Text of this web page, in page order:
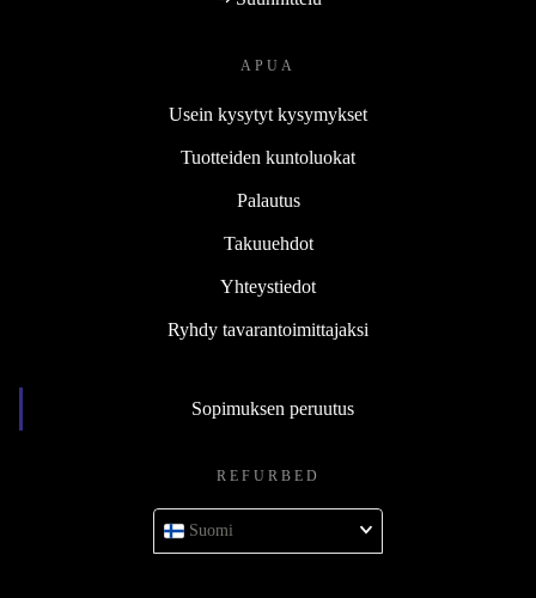
APUA
Usein kysytyt kysymykset
Tuotteiden kuntoluokat
Palautus
Takuuehdot
Yhteystiedot
Ryhdy tavarantoimittajaksi
Sopimuksen peruutus
REFURBED
Suomi